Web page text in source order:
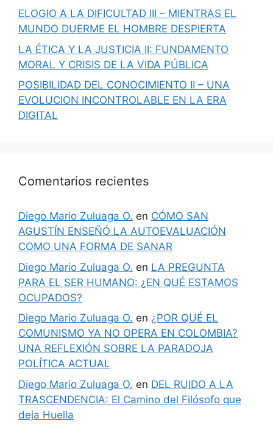
ELOGIO A LA DIFICULTAD III – MIENTRAS EL
MUNDO DUERME EL HOMBRE DESPIERTA
LA ÉTICA Y LA JUSTICIA II: FUNDAMENTO
MORAL Y CRISIS DE LA VIDA PÚBLICA
POSIBILIDAD DEL CONOCIMIENTO II – UNA
EVOLUCION INCONTROLABLE EN LA ERA
DIGITAL
Comentarios recientes
Diego Mario Zuluaga O. en CÓMO SAN
AGUSTÍN ENSEÑÓ LA AUTOEVALUACIÓN
COMO UNA FORMA DE SANAR
Diego Mario Zuluaga O. en LA PREGUNTA
PARA EL SER HUMANO: ¿EN QUÉ ESTAMOS
OCUPADOS?
Diego Mario Zuluaga O. en ¿POR QUÉ EL
COMUNISMO YA NO OPERA EN COLOMBIA?
UNA REFLEXIÓN SOBRE LA PARADOJA
POLÍTICA ACTUAL
Diego Mario Zuluaga O. en DEL RUIDO A LA
TRASCENDENCIA: El Camino del Filósofo que
deja Huella